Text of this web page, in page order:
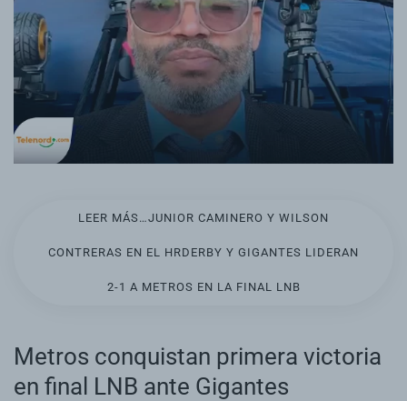
LEER MÁS…JUNIOR CAMINERO Y WILSON
CONTRERAS EN EL HRDERBY Y GIGANTES LIDERAN
2-1 A METROS EN LA FINAL LNB
Metros conquistan primera victoria
en final LNB ante Gigantes